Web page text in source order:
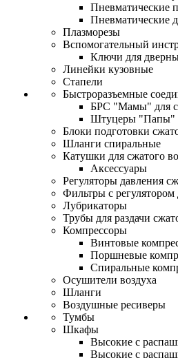
Пневматические
Пневматические
Плазморезы
Вспомогательный
Ключи для
Линейки кузовные
Стапели
Быстроразъемные
БРС "Мамы" для
Штуцеры "Папы"
Блоки подготовки
Шланги спиральные
Катушки для сжатого
Аксессуары
Регуляторы давления
Фильтры с регулятором
Лубрикаторы
Трубы для раздачи
Компрессоры
Винтовые
Поршневые
Спиральные
Осушители воздуха
Шланги
Воздушные ресиверы
Тумбы
Шкафы
Высокие с
Высокие с